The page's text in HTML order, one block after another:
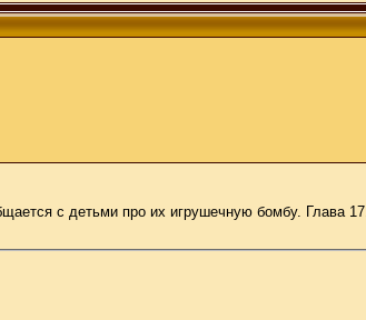
с детьми про их игрушечную бомбу. Глава 17.